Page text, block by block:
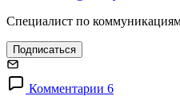
Специалист по
Подписаться
Комментарии 6